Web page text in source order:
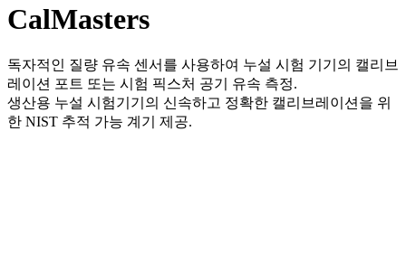
CalMasters
독자적인 질량 유속 센서를 사용하여 누설 시험 기기의 캘리브
레이션 포트 또는 시험 픽스처 공기 유속 측정.
생산용 누설 시험기기의 신속하고 정확한 캘리브레이션을 위
한 NIST 추적 가능 계기 제공.